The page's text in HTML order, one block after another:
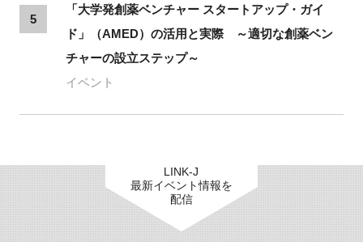
5
「大学発創薬ベンチャー スタートアップ・ガイ
ド」（AMED）の活用と実際 ～適切な創薬ベン
チャーの設立ステップ～
イベント
LINK-J
最新イベント情報を
配信